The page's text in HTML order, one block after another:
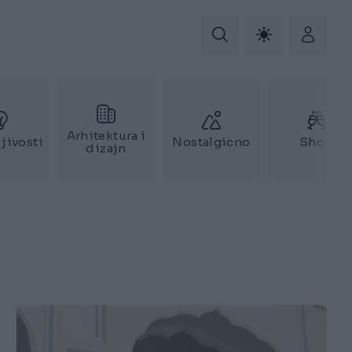
Arhitektura i
dizajn
Nostalgicno Show